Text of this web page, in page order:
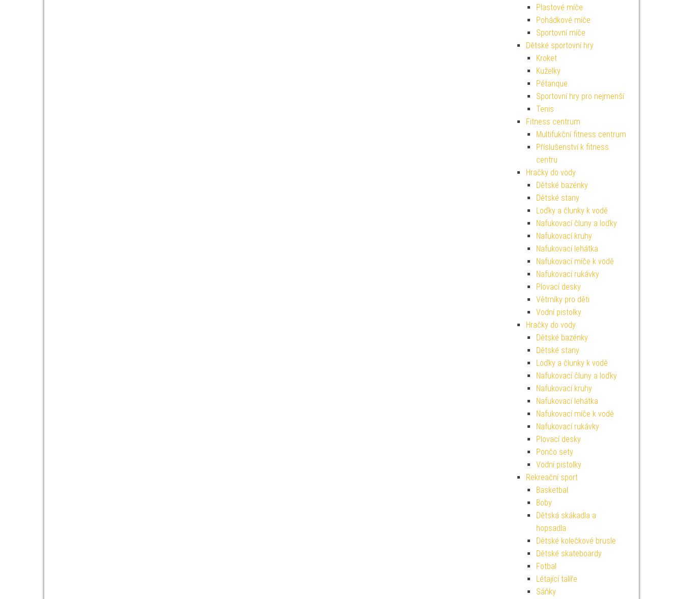
Plastové míče
Pohádkové míče
Sportovní míče
Dětské sportovní hry
Kroket
Kuželky
Pétanque
Sportovní hry pro nejmenší
Tenis
Fitness centrum
Multifukční fitness centrum
Příslušenství k fitness
centru
Hračky do vody
Dětské bazénky
Dětské stany
Loďky a člunky k vodě
Nafukovací čluny a loďky
Nafukovací kruhy
Nafukovací lehátka
Nafukovací míče k vodě
Nafukovací rukávky
Plovací desky
Větrníky pro děti
Vodní pistolky
Hračky do vody
Dětské bazénky
Dětské stany
Loďky a člunky k vodě
Nafukovací čluny a loďky
Nafukovací kruhy
Nafukovací lehátka
Nafukovací míče k vodě
Nafukovací rukávky
Plovací desky
Pončo sety
Vodní pistolky
Rekreační sport
Basketbal
Boby
Dětská skákadla a
hopsadla
Dětské kolečkové brusle
Dětské skateboardy
Fotbal
Létající talíře
Sáňky